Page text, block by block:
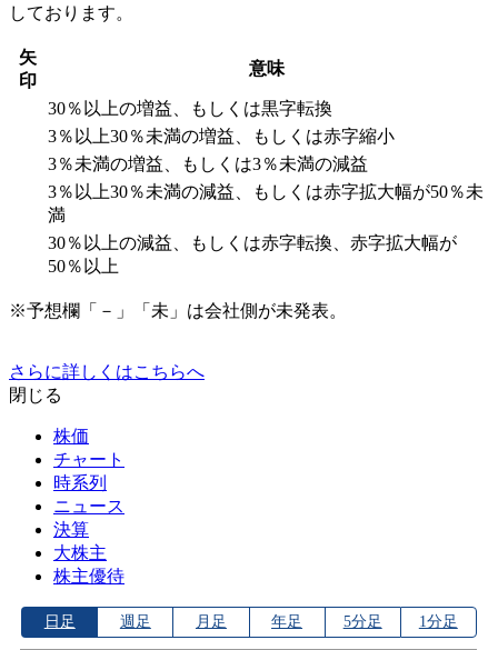
しております。
矢
印
意味
30％以上の増益、もしくは黒字転換
3％以上30％未満の増益、もしくは赤字縮小
3％未満の増益、もしくは3％未満の減益
3％以上30％未満の減益、もしくは赤字拡大幅が50％未
満
30％以上の減益、もしくは赤字転換、赤字拡大幅が
50％以上
※予想欄「－」「未」は会社側が未発表。
さらに詳しくはこちらへ
閉じる
株価
チャート
時系列
ニュース
決算
大株主
株主優待
日足 週足 月足 年足 5分足 1分足